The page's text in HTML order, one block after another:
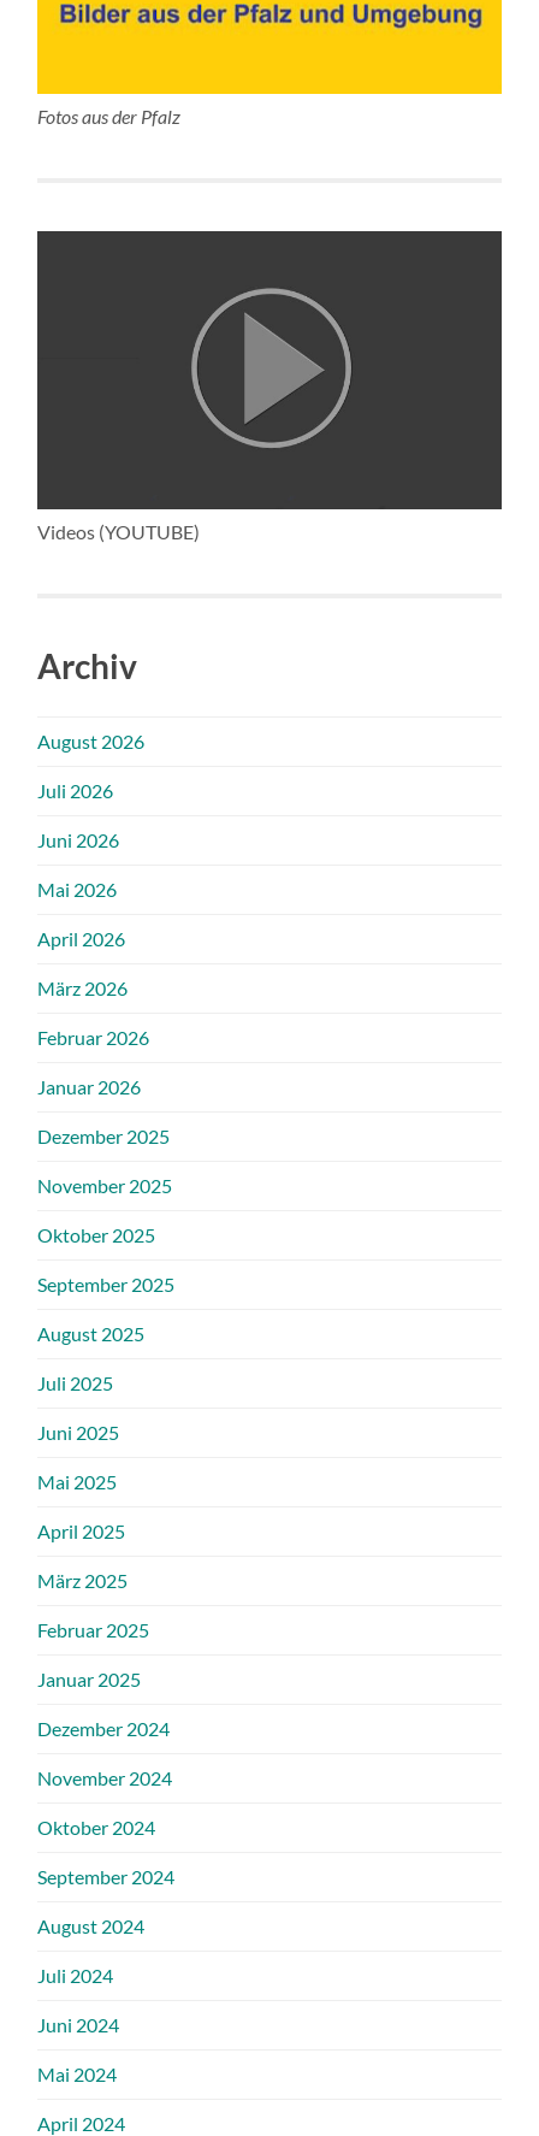
Fotos aus der Pfalz
Videos (YOUTUBE)
Archiv
August 2026
Juli 2026
Juni 2026
Mai 2026
April 2026
März 2026
Februar 2026
Januar 2026
Dezember 2025
November 2025
Oktober 2025
September 2025
August 2025
Juli 2025
Juni 2025
Mai 2025
April 2025
März 2025
Februar 2025
Januar 2025
Dezember 2024
November 2024
Oktober 2024
September 2024
August 2024
Juli 2024
Juni 2024
Mai 2024
April 2024